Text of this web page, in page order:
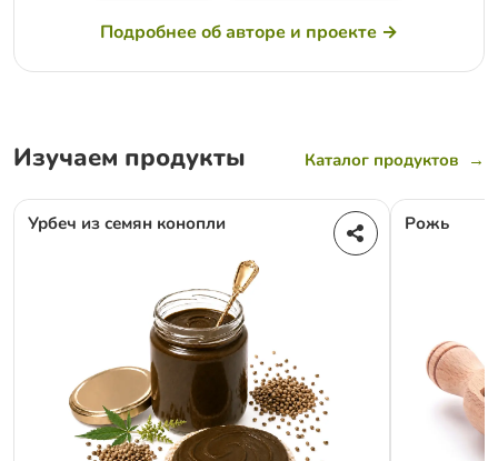
Подробнее об авторе и проекте →
Изучаем продукты Каталог продуктов →
Урбеч из семян конопли Рожь